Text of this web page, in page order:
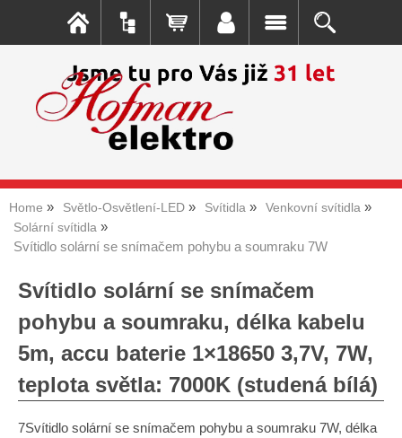
Home Světlo-Osvětlení-LED Svítidla
Venkovní svítidla
Solární svítidla
Svítidlo solární se snímačem pohybu a soumraku 7W
Svítidlo solární se snímačem
pohybu a soumraku, délka kabelu
5m, accu baterie 1×18650 3,7V, 7W,
teplota světla: 7000K (studená bílá)
7Svítidlo solární se snímačem pohybu a soumraku 7W, délka